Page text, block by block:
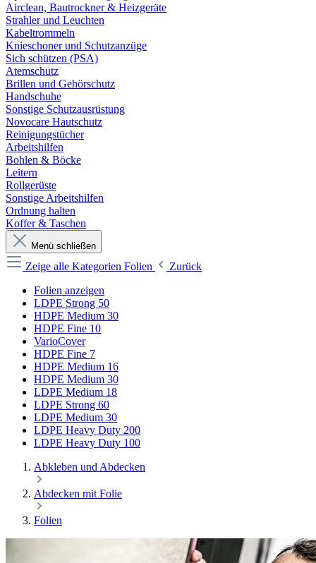
Airclean, Bautrockner & Heizgeräte
Strahler und Leuchten
Kabeltrommeln
Knieschoner und Schutzanzüge
Sich schützen (PSA)
Atemschutz
Brillen und Gehörschutz
Handschuhe
Sonstige Schutzausrüstung
Novocare Hautschutz
Reinigungstücher
Arbeitshilfen
Bohlen & Böcke
Leitern
Rollgerüste
Sonstige Arbeitshilfen
Ordnung halten
Koffer & Taschen
Menü schließen
Zeige alle Kategorien Folien
Zurück
Folien anzeigen
LDPE Strong 50
HDPE Medium 30
HDPE Fine 10
VarioCover
HDPE Fine 7
HDPE Medium 16
HDPE Medium 30
LDPE Medium 18
LDPE Strong 60
LDPE Medium 30
LDPE Heavy Duty 200
LDPE Heavy Duty 100
Abkleben und Abdecken
Abdecken mit Folie
Folien